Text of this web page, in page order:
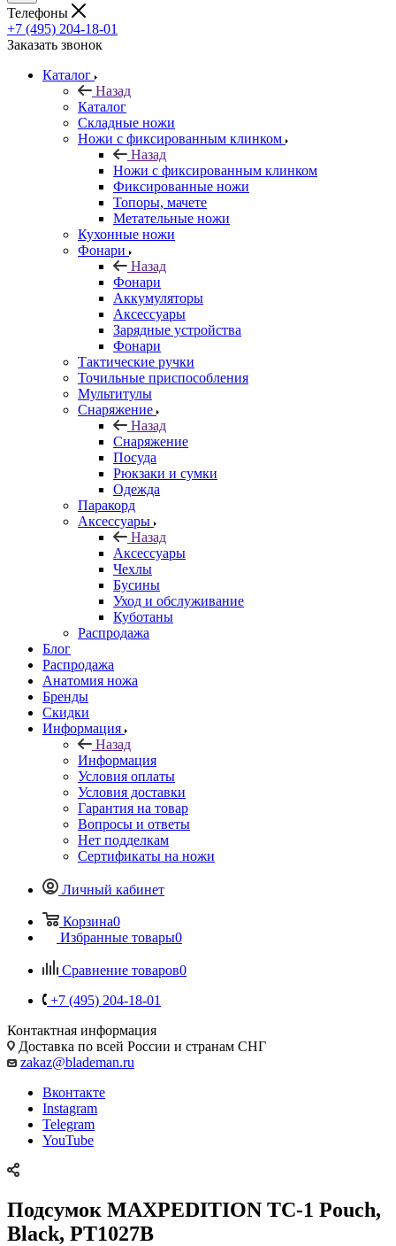
Телефоны
+7 (495) 204-18-01
Заказать звонок
Каталог
Назад
Каталог
Складные ножи
Ножи с фиксированным клинком
Назад
Ножи с фиксированным клинком
Фиксированные ножи
Топоры, мачете
Метательные ножи
Кухонные ножи
Фонари
Назад
Фонари
Аккумуляторы
Аксессуары
Зарядные устройства
Фонари
Тактические ручки
Точильные приспособления
Мультитулы
Снаряжение
Назад
Снаряжение
Посуда
Рюкзаки и сумки
Одежда
Паракорд
Аксессуары
Назад
Аксессуары
Чехлы
Бусины
Уход и обслуживание
Куботаны
Распродажа
Блог
Распродажа
Анатомия ножа
Бренды
Скидки
Информация
Назад
Информация
Условия оплаты
Условия доставки
Гарантия на товар
Вопросы и ответы
Нет подделкам
Сертификаты на ножи
Личный кабинет
Корзина0
Избранные товары0
Сравнение товаров0
+7 (495) 204-18-01
Контактная информация
Доставка по всей России и странам СНГ
zakaz@blademan.ru
Вконтакте
Instagram
Telegram
YouTube
Подсумок MAXPEDITION TC-1 Pouch,
Black, PT1027B